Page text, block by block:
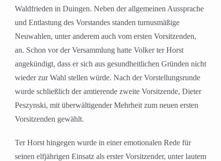
Waldfrieden in Duingen. Neben der allgemeinen Aussprache
und Entlastung des Vorstandes standen turnusmäßige
Neuwahlen, unter anderem auch vom ersten Vorsitzenden,
an. Schon vor der Versammlung hatte Volker ter Horst
angekündigt, dass er sich aus gesundheitlichen Gründen nicht
wieder zur Wahl stellen würde. Nach der Vorstellungsrunde
wurde schließlich der amtierende zweite Vorsitzende, Dieter
Peszynski, mit überwältigender Mehrheit zum neuen ersten
Vorsitzenden gewählt.
Ter Horst hingegen wurde in einer emotionalen Rede für
seinen elfjährigen Einsatz als erster Vorsitzender, unter lautem